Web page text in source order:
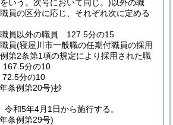
いう。次号において同じ。)以外の職
員の区分に応じ、それぞれ次に定める
員以外の職員 127.5分の15
員(寝屋川市一般職の任期付職員の採用
第2条第1項の規定により採用された職
167.5分の10
分の10
条例第20号)抄
令和5年4月1日から施行する。
条例第29号)